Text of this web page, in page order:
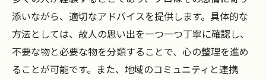
添いながら、適切なアドバイスを提供します。具体的な
方法としては、故人の思い出を一つ一つ丁寧に確認し、
不要な物と必要な物を分類することで、心の整理を進め
ることが可能です。また、地域のコミュニティと連携